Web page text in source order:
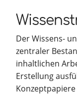
Der Wissens-
zentraler
inhaltlichen
Erstellung